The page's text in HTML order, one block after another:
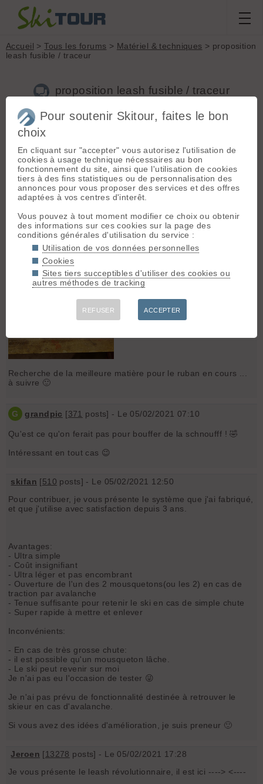
Accueil >Tous les forums > Matériel & techniques > proposition
leash fusible / traceur
proposition leash fusible / traceur
Nouveau sujet
Voir tous les sujets Chercher Archives
L
LULU3CL185 [32posts] - Le 04/02/2021 22:12
Bien joué Alx ,
croute ?
Qu'utilises tu pour "régler" l'effort de déclenchement du
fusible?
Pour ma part voila ce que donne 4 m de ruban enroulés sur
un bout de baton + colorant le tout dans une gaine en
chambre à air !
Recherche de la meilleure matière pour le ruban en cours ...
à suivre 🙂
G grandpic [371 posts] - Le 05/02/2021 07:10
Qu'est ce qu'on ferait pas pour bouffer de la schnoufff ! 🤣
Intéressant en tout cas 😉
skifan [510 posts] - Le 05/02/2021 12:50
Pour contribuer, je vous présente le système que j'ai fabriqué,
et que j'utilise avec satisfaction depuis 3 ans.
Avantages:
- Ultra simple
- Coût insignifiant
- Ultra léger et pas encombrant
- Ouverture de l'un des 2 mousquetons(ou les 2) en cas de
traction par avalanche
- Tenue suffisante pour retenir le ski en cas de simple chute
- Super rapide à mettre et enlever
Inconvénients:
- En cas de très grosse chute:
- il est possible qu'un mousqueton lâche.
- Le ski peut revenir sur moi
Je n'ai pas eu l'occasion de tester 😜
Je n'ai pas prévu de fonctionnalité destinée à retrouver le
skieur en cas d'avalanche.
Si vous avez des idées d'amélioration, je suis preneur 🙂
Jeroen [13278 posts] - Le 05/02/2021 17:28
Je vous présente le leash révolutionnaire, il est ici ----> <----
Pour soutenir Skitour, faites le bon
choix
En cliquant sur "accepter" vous autorisez l'utilisation de
cookies à usage technique nécessaires au bon
fonctionnement du site, ainsi que l'utilisation de cookies
tiers à des fins statistiques ou de personnalisation des
annonces pour vous proposer des services et des offres
adaptées à vos centres d'interêt.
Vous pouvez à tout moment modifier ce choix ou obtenir
des informations sur ces cookies sur la page des
conditions générales d'utilisation du service :
Utilisation de vos données personnelles
Cookies
Sites tiers succeptibles d'utiliser des cookies ou
autres méthodes de tracking
REFUSER ACCEPTER